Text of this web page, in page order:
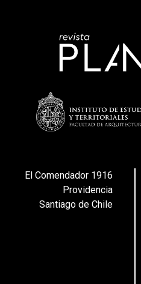
El Comendador 1916
Providencia
Santiago de Chile